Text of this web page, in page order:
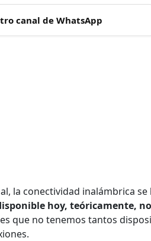
canal de WhatsApp
la conectividad inalámbrica
hoy, teóricamente,
que no tenemos tantos